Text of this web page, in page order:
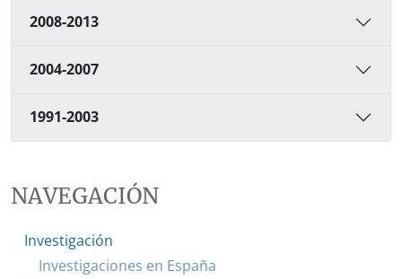
2008-2013
2004-2007
1991-2003
NAVEGACIÓN
Investigación
Investigaciones en España